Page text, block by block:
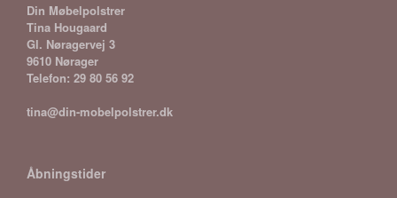
Din Møbelpolstrer
Tina Hougaard
Gl. Nøragervej 3
9610 Nørager
Telefon: 29 80 56 92
tina@din-mobelpolstrer.dk
Åbningstider